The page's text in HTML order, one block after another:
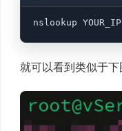
就可以看到类似于